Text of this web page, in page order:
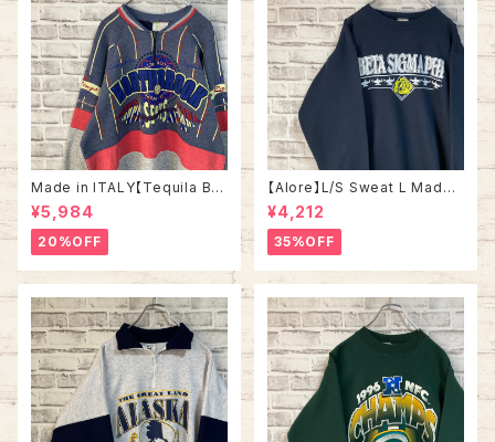
Made in ITALY【Tequila Bo
om】L/S Sweat/Trainer XL 9
0s ハーフジップスウェット トレ
ーナー マルチカラー レーシング
イタリア製 Euro ユーロ 古着
¥5,984
20%OFF
【Alore】L/S Sweat L Made i
n USA 90s 社交クラブ プロモ
ーション スウェット トレーナー
USA製 vintage ヴィンテージ
アメリカ USA 古着
¥4,212
35%OFF